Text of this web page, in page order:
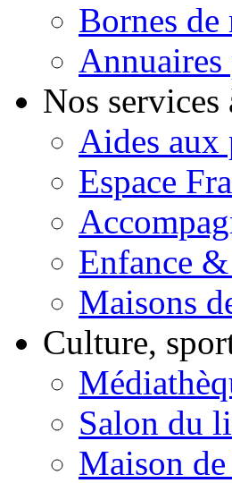
Bornes de
Annuaires
Nos
Aides aux
Espace
Enfance &
Maisons
Culture,
Salon du
Maison